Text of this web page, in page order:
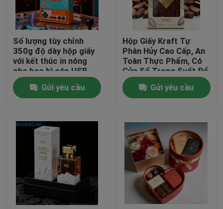
Liên hệ với chúng tôi
Tin tức
Các vụ án
Bao bì nhựa
Bao bì túi snack
Bao bì túi
Số lượng tùy chỉnh
350g độ dày hộp giấy
với kết thúc in nóng
cho bao bì cáp USB
Gửi yêu cầu
Hộp Giấy Kraft Tự
Phân Hủy Cao Cấp, An
Toàn Thực Phẩm, Có
Cửa Sổ Trong Suốt Để
Đóng Gói Thanh Sô Cô
La
Gửi yêu cầu